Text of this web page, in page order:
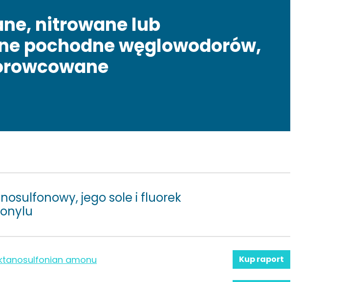
nitrowane lub
pochodne węglowodorów,
jego sole i fluorek
amonu Kup raport